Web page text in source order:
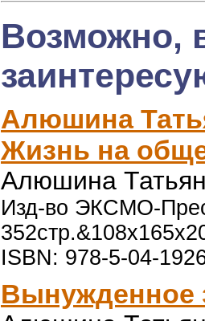
Возможно,
Алюшина
Жизнь на
Алюшина
Изд-во ЭКСМО-
ISBN: 978-5-04-
Вынужденное